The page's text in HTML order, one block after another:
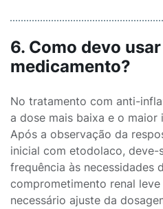
6. Como devo
medicamento?
No tratamento com anti-
a dose mais baixa e o maior
Após a observação da
inicial com etodolaco, deve-
frequência às necessidades
comprometimento renal
necessário ajuste da